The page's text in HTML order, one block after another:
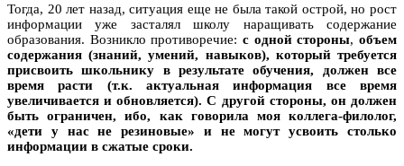
Тогда, 20 лет назад, ситуация еще не была такой острой, но рост
информации уже засталял школу наращивать содержание
образования. Возникло противоречие: с одной стороны,объем
содержания (знаний, умений, навыков), который требуется
присвоить школьнику в результате обучения, должен все
время расти (т.к. актуальная информация все время
увеличивается и обновляется). С другой стороны, он должен
быть ограничен, ибо, как говорила моя коллега-филолог,
«дети у нас не резиновые» и не могут усвоить столько
информации в сжатые сроки.